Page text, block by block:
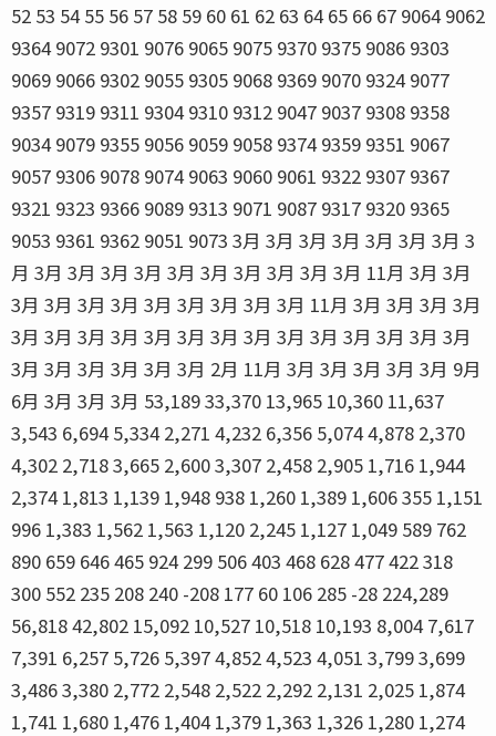
52 53 54 55 56 57 58 59 60 61 62 63 64 65 66 67 9064 9062
9364 9072 9301 9076 9065 9075 9370 9375 9086 9303
9069 9066 9302 9055 9305 9068 9369 9070 9324 9077
9357 9319 9311 9304 9310 9312 9047 9037 9308 9358
9034 9079 9355 9056 9059 9058 9374 9359 9351 9067
9057 9306 9078 9074 9063 9060 9061 9322 9307 9367
9321 9323 9366 9089 9313 9071 9087 9317 9320 9365
9053 9361 9362 9051 9073 3月 3月 3月 3月 3月 3月 3月 3
月 3月 3月 3月 3月 3月 3月 3月 3月 3月 3月 11月 3月 3月
3月 3月 3月 3月 3月 3月 3月 3月 3月 11月 3月 3月 3月 3月
3月 3月 3月 3月 3月 3月 3月 3月 3月 3月 3月 3月 3月 3月
3月 3月 3月 3月 3月 3月 2月 11月 3月 3月 3月 3月 3月 9月
6月 3月 3月 3月 53,189 33,370 13,965 10,360 11,637
3,543 6,694 5,334 2,271 4,232 6,356 5,074 4,878 2,370
4,302 2,718 3,665 2,600 3,307 2,458 2,905 1,716 1,944
2,374 1,813 1,139 1,948 938 1,260 1,389 1,606 355 1,151
996 1,383 1,562 1,563 1,120 2,245 1,127 1,049 589 762
890 659 646 465 924 299 506 403 468 628 477 422 318
300 552 235 208 240 -208 177 60 106 285 -28 224,289
56,818 42,802 15,092 10,527 10,518 10,193 8,004 7,617
7,391 6,257 5,726 5,397 4,852 4,523 4,051 3,799 3,699
3,486 3,380 2,772 2,548 2,522 2,292 2,131 2,025 1,874
1,741 1,680 1,476 1,404 1,379 1,363 1,326 1,280 1,274